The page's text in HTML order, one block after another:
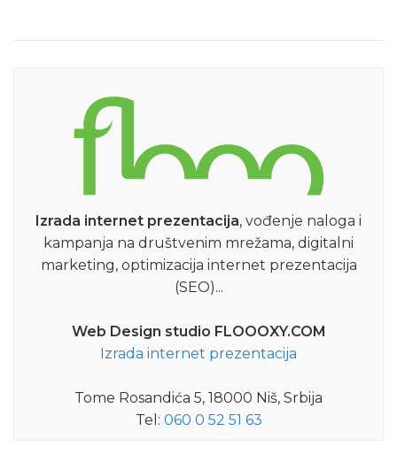
Izrada internet prezentacija, vođenje naloga i
kampanja na društvenim mrežama, digitalni
marketing, optimizacija internet prezentacija
(SEO)...
Web Design studio FLOOOXY.COM
Izrada internet prezentacija
Tome Rosandića 5, 18000 Niš, Srbija
Tel: 060 0 52 51 63